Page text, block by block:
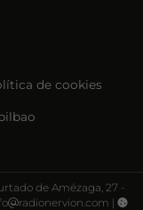
de cookies
de Amézaga, 27 -
radionervion.com |